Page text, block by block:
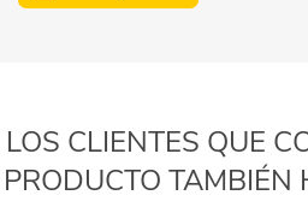
LOS CLIENTES QUE
PRODUCTO